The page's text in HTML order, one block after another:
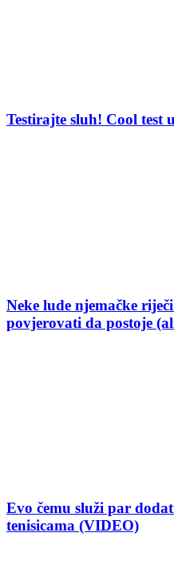
Testirajte sluh! Cool test
Neke lude njemačke
povjerovati da postoje
Evo čemu služi par
tenisicama (VIDEO)